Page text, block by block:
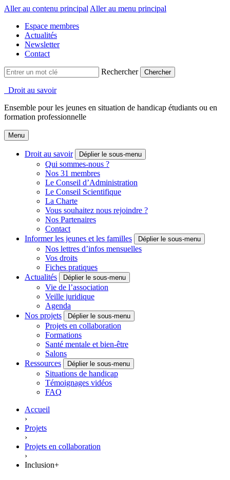
Aller au contenu principal Aller au menu principal
Espace membres
Actualités
Newsletter
Contact
Rechercher
Droit au savoir
Ensemble pour les jeunes en situation de handicap étudiants ou en
formation professionnelle
Menu
Droit au savoir Déplier le sous-menu
Qui sommes-nous ?
Nos 31 membres
Le Conseil d’Administration
Le Conseil Scientifique
La Charte
Vous souhaitez nous rejoindre ?
Nos Partenaires
Contact
Informer les jeunes et les familles
Déplier le sous-menu
Nos lettres d’infos mensuelles
Vos droits
Fiches pratiques
Actualités
Déplier le sous-menu
Vie de l’association
Veille juridique
Agenda
Nos projets
Déplier le sous-menu
Projets en collaboration
Formations
Santé mentale et bien-être
Salons
Ressources
Déplier le sous-menu
Situations de handicap
Témoignages vidéos
FAQ
Accueil
›
Projets
›
Projets en collaboration
›
Inclusion+